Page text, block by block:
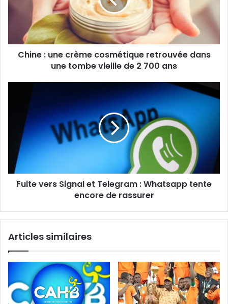
Chine : une crème cosmétique retrouvée dans
une tombe vieille de 2 700 ans
Fuite vers Signal et Telegram : Whatsapp tente
encore de rassurer
Articles similaires